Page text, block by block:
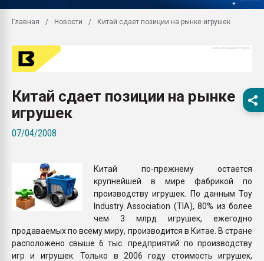
Помощь в подборе
Вакуум-формовочные
первый план в
пластмасс
бутылок
ПЕРЕЙТИ НА
Главная Новости Китай сдает позиции на рынке игрушек
Китай сдает позиции на рынке
игрушек
07/04/2008
Китай по-прежнему остается
крупнейшей в мире фабрикой по
производству игрушек. По данным Toy
Industry Association (TIA), 80% из более
чем 3 млрд игрушек, ежегодно
продаваемых по всему миру, производится в Китае. В стране
расположено свыше 6 тыс. предприятий по производству
игр и игрушек. Только в 2006 году стоимость игрушек,